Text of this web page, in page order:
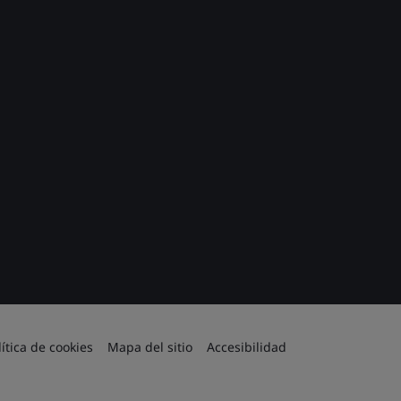
de cookies Mapa del sitio Accesibilidad